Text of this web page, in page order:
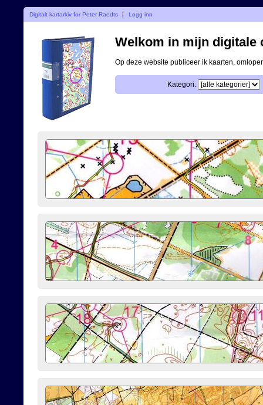
Digitalt kartarkiv for Peter Raedts | Logg inn
Welkom in mijn digitale
Op deze website publiceer ik kaarten,
Kategori: